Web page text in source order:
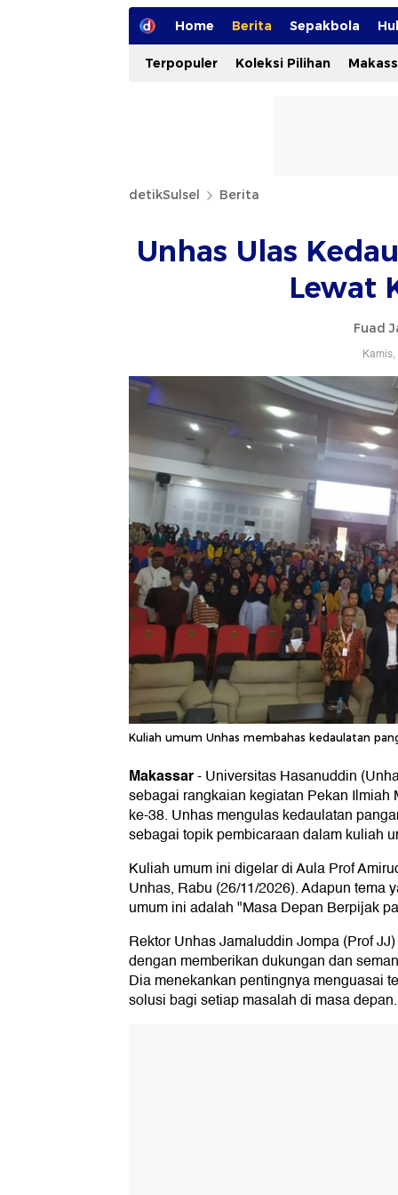
Home Berita Sepakbola
Terpopuler Koleksi Pilihan
detikSulsel Berita
Unhas Ulas
Lewat
Fuad
Kuliah umum Unhas membahas kedaulatan
Makassar-Universitas Hasanuddin
sebagai rangkaian kegiatan Pekan
ke-38. Unhas mengulas kedaulatan
sebagai topik pembicaraan dalam kuliah
Kuliah umum ini digelar di Aula Prof
Unhas, Rabu (26/11/2026). Adapun tema
umum ini adalah "Masa Depan Berpijak
Rektor Unhas Jamaluddin Jompa (Prof
dengan memberikan dukungan dan
Dia menekankan pentingnya menguasai
solusi bagi setiap masalah di masa depan.